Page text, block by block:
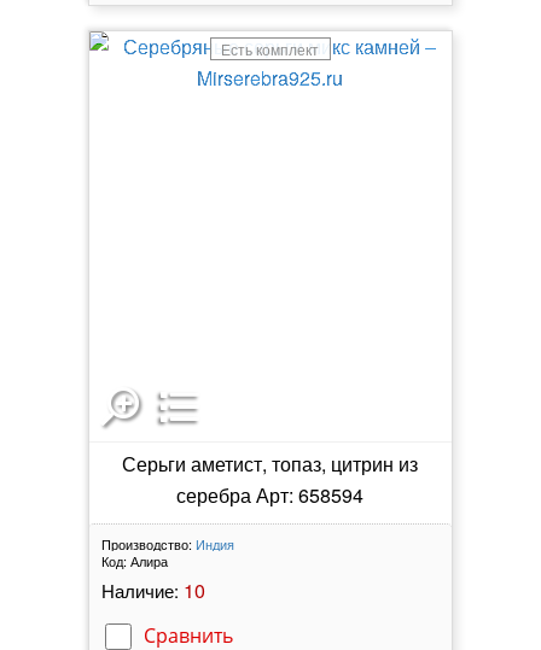
Есть комплект
Серьги аметист, топаз, цитрин из
серебра Арт: 658594
Производство: Индия
Код: Алира
Наличие: 10
Сравнить